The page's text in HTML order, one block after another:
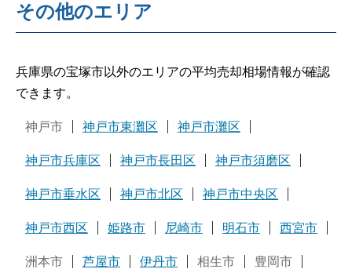
その他のエリア
兵庫県の宝塚市以外のエリアの平均売却相場情報が確認
できます。
神戸市 神戸市東灘区 神戸市灘区
神戸市兵庫区 神戸市長田区 神戸市須磨区
神戸市垂水区 神戸市北区 神戸市中央区
神戸市西区 姫路市 尼崎市 明石市 西宮市
洲本市 芦屋市 伊丹市 相生市 豊岡市